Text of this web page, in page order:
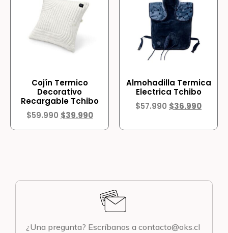
Cojín Termico
Decorativo
Recargable Tchibo
$59.990 $39.990
Almohadilla Termica
Electrica Tchibo
$57.990 $36.990
¿Una pregunta? Escríbanos a contacto@oks.cl